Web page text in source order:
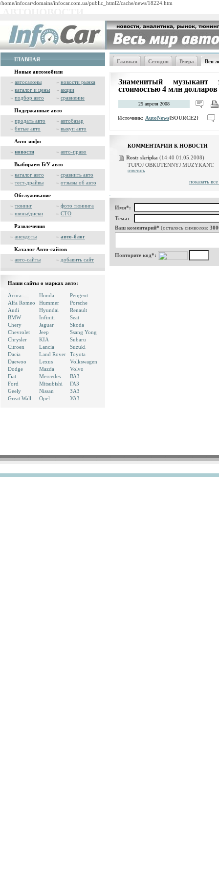
/home/infocar/domains/infocar.com.ua/public_html2/cache/news/18224.htm
ГЛАВНАЯ
Новые автомобили
» автосалоны » новости рынка
» каталог и цены » акции
» подбор авто » сравнение
Подержанные авто
» продать авто » автобазар
» битые авто » выкуп авто
Авто-инфо
» новости » авто-право
Выбираем Б/У авто
» каталог авто » сравнить авто
» тест-драйвы » отзывы об авто
Обслуживание
» тюнинг » фото тюнинга
» шины/диски » СТО
Развлечения
» анекдоты » авто-блог
Каталог Авто-сайтов
» авто-сайты » добавить сайт
Наши сайты о марках авто:
Acura
Alfa Romeo
Audi
BMW
Chery
Chevrolet
Chrysler
Citroen
Dacia
Daewoo
Dodge
Fiat
Ford
Geely
Great Wall
Honda
Hummer
Hyundai
Infiniti
Jaguar
Jeep
KIA
Lancia
Land Rover
Lexus
Mazda
Mercedes
Mitsubishi
Nissan
Opel
Peugeot
Porsche
Renault
Seat
Skoda
Ssang Yong
Subaru
Suzuki
Toyota
Volkswagen
Volvo
ВАЗ
ГАЗ
ЗАЗ
УАЗ
Главная Сегодня Вчера Вся
Знаменитый
стоимостью 4 млн долларов
25 апреля 2008
Источник: AutoNews{SOURCE2}
КОММЕНТАРИИ К НОВОСТИ
Rost: skripka (14:40 01.05.2008)
TUPOJ OBKUTENNYJ MUZYKANT.
ответить
показать
Имя*:
Тема:
Ваш коментарий* (осталось символов:
Повторите код*: